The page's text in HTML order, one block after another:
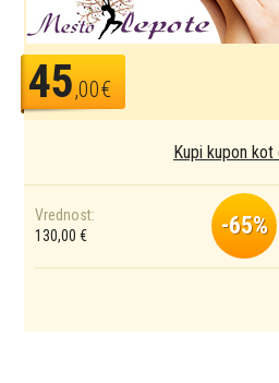
45,00€
Kupi kupon kot
Vrednost:
130,00 €
-65%